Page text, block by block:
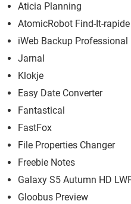
Aticia Planning
AtomicRobot Find-It-rapide
iWeb Backup Professional
Jarnal
Klokje
Easy Date Converter
Fantastical
FastFox
File Properties Changer
Freebie Notes
Galaxy S5 Autumn HD
Gloobus Preview